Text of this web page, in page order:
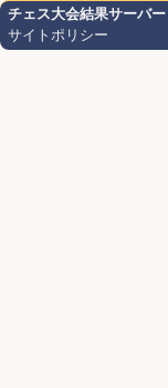
チェス大会結果サーバー
サイトポリシー